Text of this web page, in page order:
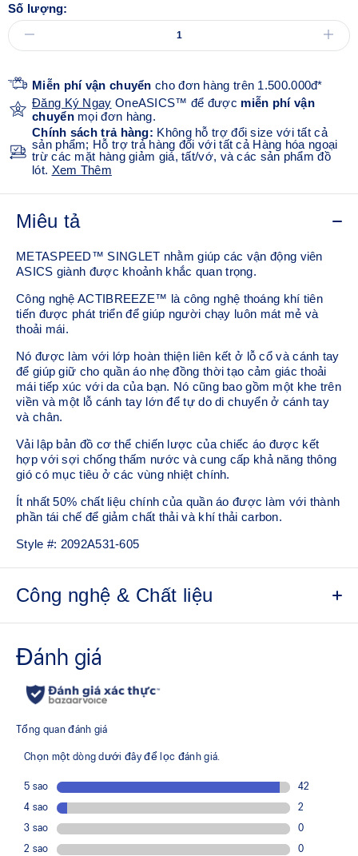
Số lượng:
Miễn phí vận chuyển cho đơn hàng trên 1.500.000đ*
Đăng Ký Ngay OneASICS™ để được miễn phí vận
chuyểnmọi đơn hàng.
Chính sách trả hàng: Không hỗ trợ đổi size với tất cả
sản phẩm; Hỗ trợ trả hàng đối với tất cả Hàng hóa ngoại
trừ các mặt hàng giảm giá, tất/vớ, và các sản phẩm đồ
lót. Xem Thêm
Miêu tả
METASPEED™ SINGLET nhằm giúp các vận động viên
ASICS giành được khoảnh khắc quan trọng.
Công nghệ ACTIBREEZE™ là công nghệ thoáng khí tiên
tiến được phát triển để giúp người chạy luôn mát mẻ và
thoải mái.
Nó được làm với lớp hoàn thiện liên kết ở lỗ cổ và cánh tay
để giúp giữ cho quần áo nhẹ đồng thời tạo cảm giác thoải
mái tiếp xúc với da của bạn. Nó cũng bao gồm một khe trên
viền và một lỗ cánh tay lớn để tự do di chuyển ở cánh tay
và chân.
Vải lập bản đồ cơ thể chiến lược của chiếc áo được kết
hợp với sợi chống thấm nước và cung cấp khả năng thông
gió có mục tiêu ở các vùng nhiệt chính.
Ít nhất 50% chất liệu chính của quần áo được làm với thành
phần tái chế để giảm chất thải và khí thải carbon.
Style #: 2092A531-605
Công nghệ & Chất liệu
vượt trội
Trọng lượng nhẹ
Lưới jacquard nhẹ với công nghệ lập bản đồ cơ thể
do di chuyển
Hoàn thiện chống thấm nước
Lớp hoàn thiện liên kết trên cổ, lỗ cánh tay, viền bên và sau
giúp giảm trầy xước
Ít nhất 50% chất liệu chính cho quần áo này được làm
bằng vật liệu tái chế